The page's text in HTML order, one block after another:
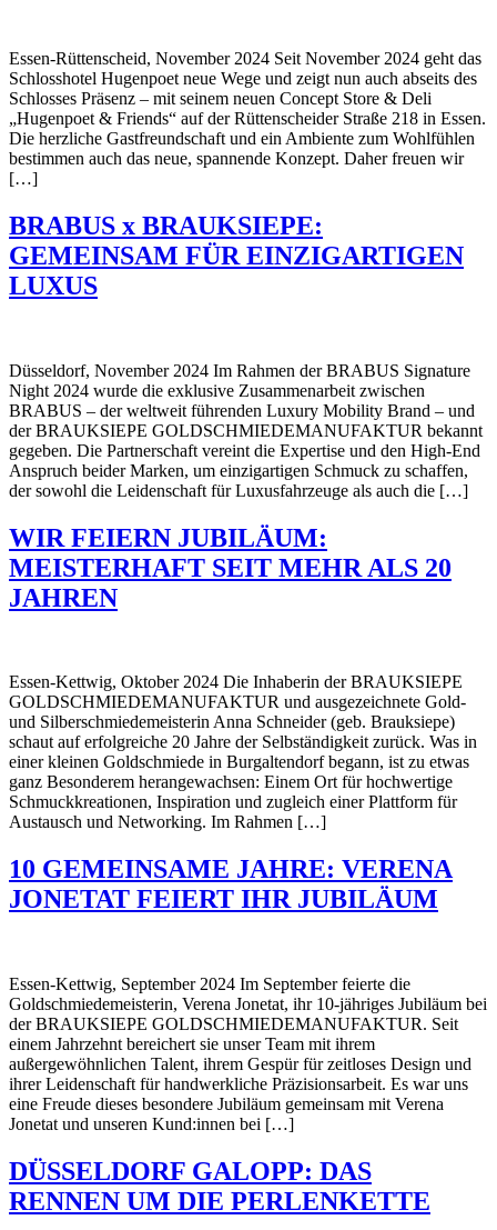
Essen-Rüttenscheid, November 2024 Seit November 2024 geht das
Schlosshotel Hugenpoet neue Wege und zeigt nun auch abseits des
Schlosses Präsenz – mit seinem neuen Concept Store & Deli
„Hugenpoet & Friends“ auf der Rüttenscheider Straße 218 in Essen.
Die herzliche Gastfreundschaft und ein Ambiente zum Wohlfühlen
bestimmen auch das neue, spannende Konzept. Daher freuen wir
[…]
BRABUS x BRAUKSIEPE:
GEMEINSAM FÜR EINZIGARTIGEN
LUXUS
Düsseldorf, November 2024 Im Rahmen der BRABUS Signature
Night 2024 wurde die exklusive Zusammenarbeit zwischen
BRABUS – der weltweit führenden Luxury Mobility Brand – und
der BRAUKSIEPE GOLDSCHMIEDEMANUFAKTUR bekannt
gegeben. Die Partnerschaft vereint die Expertise und den High-End
Anspruch beider Marken, um einzigartigen Schmuck zu schaffen,
der sowohl die Leidenschaft für Luxusfahrzeuge als auch die […]
WIR FEIERN JUBILÄUM:
MEISTERHAFT SEIT MEHR ALS 20
JAHREN
Essen-Kettwig, Oktober 2024 Die Inhaberin der BRAUKSIEPE
GOLDSCHMIEDEMANUFAKTUR und ausgezeichnete Gold-
und Silberschmiedemeisterin Anna Schneider (geb. Brauksiepe)
schaut auf erfolgreiche 20 Jahre der Selbständigkeit zurück. Was in
einer kleinen Goldschmiede in Burgaltendorf begann, ist zu etwas
ganz Besonderem herangewachsen: Einem Ort für hochwertige
Schmuckkreationen, Inspiration und zugleich einer Plattform für
Austausch und Networking. Im Rahmen […]
10 GEMEINSAME JAHRE: VERENA
JONETAT FEIERT IHR JUBILÄUM
Essen-Kettwig, September 2024 Im September feierte die
Goldschmiedemeisterin, Verena Jonetat, ihr 10-jähriges Jubiläum bei
der BRAUKSIEPE GOLDSCHMIEDEMANUFAKTUR. Seit
einem Jahrzehnt bereichert sie unser Team mit ihrem
außergewöhnlichen Talent, ihrem Gespür für zeitloses Design und
ihrer Leidenschaft für handwerkliche Präzisionsarbeit. Es war uns
eine Freude dieses besondere Jubiläum gemeinsam mit Verena
Jonetat und unseren Kund:innen bei […]
DÜSSELDORF GALOPP: DAS
RENNEN UM DIE PERLENKETTE